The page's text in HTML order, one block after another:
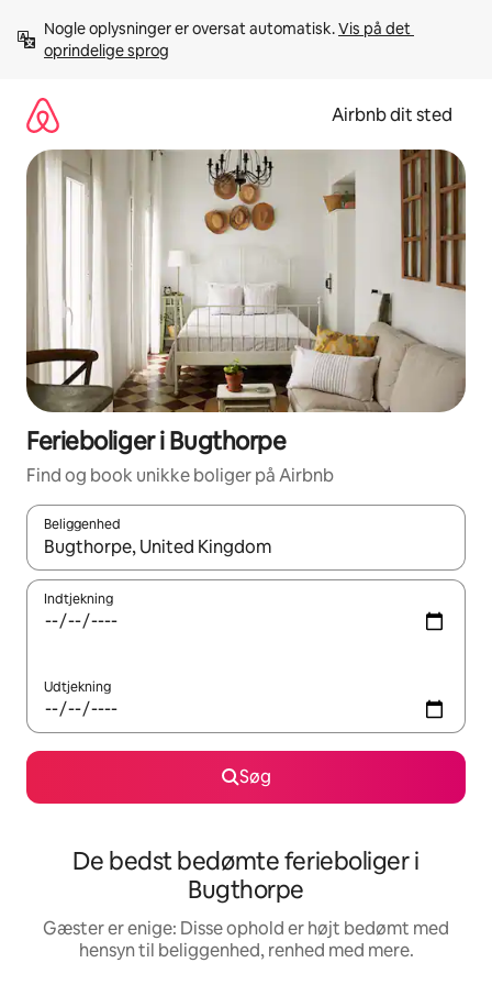
videre
Nogle oplysninger er oversat automatisk. Vis på det
oprindelige sprog
Airbnb dit sted
Ferieboliger i Bugthorpe
Find og book unikke boliger på Airbnb
Beliggenhed
Når resultaterne er tilgængelige, skal du navigere med
Indtjekning
Udtjekning
Søg
De bedst bedømte ferieboliger i
Bugthorpe
Gæster er enige: Disse ophold er højt bedømt med
hensyn til beliggenhed, renhed med mere.